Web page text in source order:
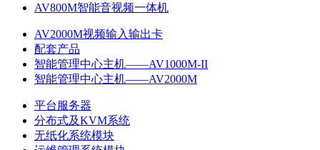
AV800M智能音视频一体机
AV2000M视频输入输出卡
配套产品
智能管理中心主机——AV1000M-II
智能管理中心主机——AV2000M
平台服务器
分布式及KVM系统
无纸化系统模块